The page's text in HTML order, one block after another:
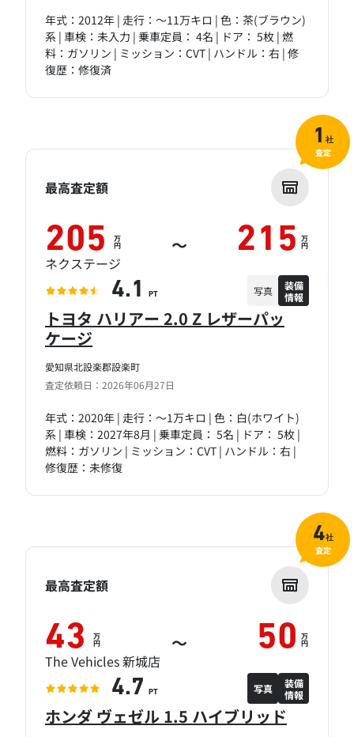
年式：2012年 | 走行：～11万キロ | 色：茶(ブラウン)
系 | 車検：未入力 | 乗車定員： 4名 | ドア： 5枚 | 燃
料：ガソリン | ミッション：CVT | ハンドル：右 | 修
復歴：修復済
愛知県北設楽郡設楽町
査定依頼日：2026年06月27日
トヨタ ハリアー 2.0 Z レザーパッ
ケージ
年式：2020年 | 走行：～1万キロ | 色：白(ホワイト)
系 | 車検：2027年8月 | 乗車定員： 5名 | ドア： 5枚 |
燃料：ガソリン | ミッション：CVT | ハンドル：右 |
修復歴：未修復
最高査定額
205 万
円 ～ 215 万
円
ネクステージ
4.1 PT 写真
装備
情報
1 社
査定
ホンダ ヴェゼル 1.5 ハイブリッド
最高査定額
43 万
円 ～ 50 万
円
The Vehicles 新城店
4.7 PT 写真
装備
情報
4社
査定